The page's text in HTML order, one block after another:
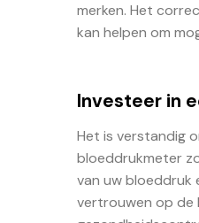
merken. Het
kan helpen om
Investeer in
Het is verstandig
bloeddrukmeter
van uw bloeddruk
vertrouwen op de